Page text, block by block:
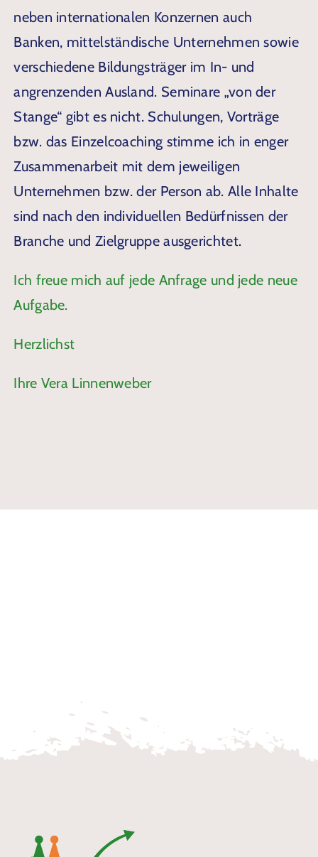
neben internationalen Konzernen auch
Banken, mittelständische Unternehmen sowie
verschiedene Bildungsträger im In- und
angrenzenden Ausland. Seminare „von der
Stange“ gibt es nicht. Schulungen, Vorträge
bzw. das Einzelcoaching stimme ich in enger
Zusammenarbeit mit dem jeweiligen
Unternehmen bzw. der Person ab. Alle Inhalte
sind nach den individuellen Bedürfnissen der
Branche und Zielgruppe ausgerichtet.
Ich freue mich auf jede Anfrage und jede neue
Aufgabe.
Herzlichst
Ihre Vera Linnenweber